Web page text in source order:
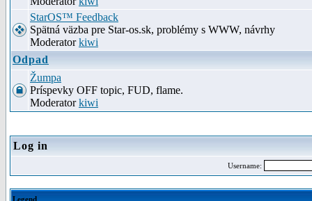
StarOS™ Feedback
Spätná väzba pre Star-os.sk, problémy s WWW, návrhy
Moderatorkiwi
Odpad
Žumpa
Príspevky OFF topic, FUD, flame.
Moderatorkiwi
Log in
Username:
Legend